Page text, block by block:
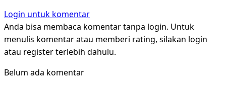
Login untuk komentar
Anda bisa membaca komentar tanpa login. Untuk
menulis komentar atau memberi rating, silakan login
atau register terlebih dahulu.
Belum ada komentar